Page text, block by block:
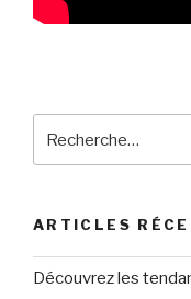
pour
ARTICLES
Découvrez les